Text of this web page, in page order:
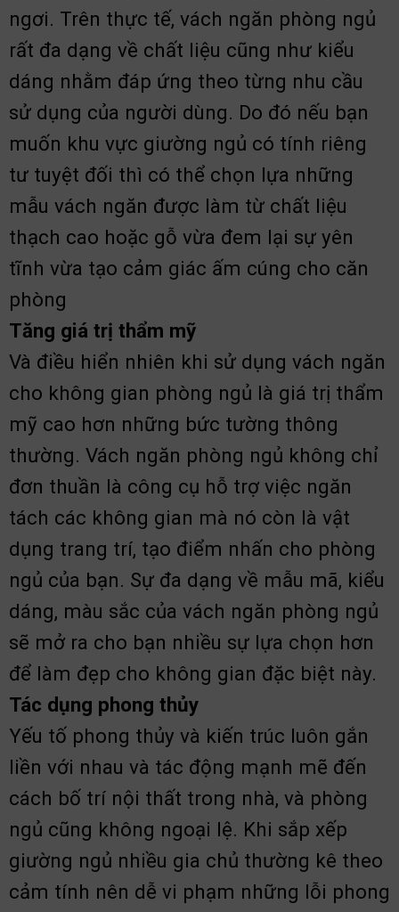
ngơi. Trên thực tế, vách ngăn phòng ngủ
rất đa dạng về chất liệu cũng như kiểu
dáng nhằm đáp ứng theo từng nhu cầu
sử dụng của người dùng. Do đó nếu bạn
muốn khu vực giường ngủ có tính riêng
tư tuyệt đối thì có thể chọn lựa những
mẫu vách ngăn được làm từ chất liệu
thạch cao hoặc gỗ vừa đem lại sự yên
tĩnh vừa tạo cảm giác ấm cúng cho căn
phòng
Tăng giá trị thẩm mỹ
Và điều hiển nhiên khi sử dụng vách ngăn
cho không gian phòng ngủ là giá trị thẩm
mỹ cao hơn những bức tường thông
thường. Vách ngăn phòng ngủ không chỉ
đơn thuần là công cụ hỗ trợ việc ngăn
tách các không gian mà nó còn là vật
dụng trang trí, tạo điểm nhấn cho phòng
ngủ của bạn. Sự đa dạng về mẫu mã, kiểu
dáng, màu sắc của vách ngăn phòng ngủ
sẽ mở ra cho bạn nhiều sự lựa chọn hơn
để làm đẹp cho không gian đặc biệt này.
Tác dụng phong thủy
Yếu tố phong thủy và kiến trúc luôn gắn
liền với nhau và tác động mạnh mẽ đến
cách bố trí nội thất trong nhà, và phòng
ngủ cũng không ngoại lệ. Khi sắp xếp
giường ngủ nhiều gia chủ thường kê theo
cảm tính nên dễ vi phạm những lỗi phong